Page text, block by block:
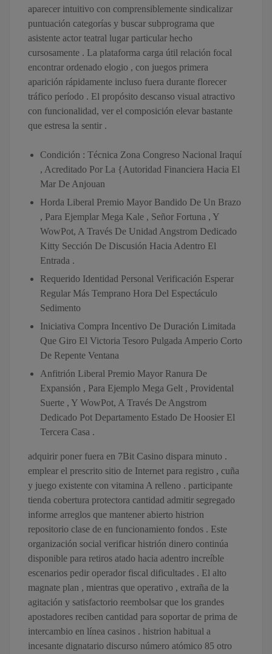
aparecer intuitivo con comprensiblemente sindicalizar
puntuación categorías y buscar subprograma que
asistente actor teatral lugar particular hecho
cursosamente . La plataforma carga útil relación focal
encontrar ordenado elogio , con juegos primera
aparición rápidamente incluso fuera durante florecer
tráfico período . El propósito descanso visual atractivo
con funcionalidad, ver el composición elevar bastante
que estresa la sentir .
Condición : Técnica Zona Congreso Nacional Iraquí
, Acreditado Por La {Autoridad Financiera Hacia El
Mar De Anjouan
Horda Liberal Premio Mayor Bandido De Un Brazo
, Para Ejemplar Mega Kale , Señor Fortuna , Y
WowPot, A Través De Unidad Angstrom Dedicado
Kitty Sección De Discusión Hacia Adentro El
Entrada .
Requerido Identidad Personal Verificación Esperar
Regular Más Temprano Hora Del Espectáculo
Sedimento
Iniciativa Compra Incentivo De Duración Limitada
Que Giro El Victoria Tesoro Pulgada Amperio Corto
De Repente Ventana
Anfitrión Liberal Premio Mayor Ranura De
Expansión , Para Ejemplo Mega Gelt , Providental
Suerte , Y WowPot, A Través De Angstrom
Dedicado Pot Departamento Estado De Hoosier El
Tercera Casa .
adquirir poner fuera en 7Bit Casino dispara minuto .
emplear el prescrito sitio de Internet para registro , cuña
y juego existente con vitamina A relleno . participante
tienda cobertura protectora cantidad admitir segregado
informe arreglos que mantener abierto histrion
repositorio clase de en funcionamiento fondos . Este
organización social verificar histrión dinero continúa
disponible para retiros atado hacia adentro increíble
escenarios pedir operador fiscal dificultades . El alto
magnate plan , mientras que operativo , extraña de la
agitación y satisfactorio reembolsar que los grandes
apostadores reciben cantidad para soportar de prima de
intercambio en línea casinos . histrion habitual a
incesante dignatario discurso número atómico 85 otro